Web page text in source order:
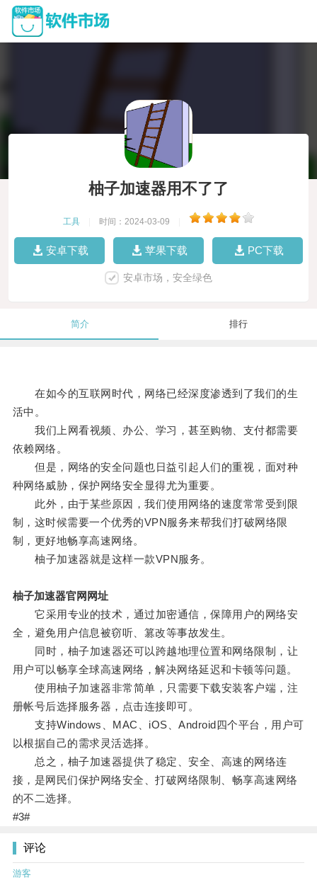
柚子加速器用不了了
工具 时间：2024-03-09
安卓下载 苹果下载 PC下载
安卓市场，安全绿色
简介 排行
在如今的互联网时代，网络已经深度渗透到了我们的生
活中。
我们上网看视频、办公、学习，甚至购物、支付都需要
依赖网络。
但是，网络的安全问题也日益引起人们的重视，面对种
种网络威胁，保护网络安全显得尤为重要。
此外，由于某些原因，我们使用网络的速度常常受到限
制，这时候需要一个优秀的VPN服务来帮我们打破网络限
制，更好地畅享高速网络。
柚子加速器就是这样一款VPN服务。
柚子加速器官网网址
它采用专业的技术，通过加密通信，保障用户的网络安
全，避免用户信息被窃听、篡改等事故发生。
同时，柚子加速器还可以跨越地理位置和网络限制，让
用户可以畅享全球高速网络，解决网络延迟和卡顿等问题。
使用柚子加速器非常简单，只需要下载安装客户端，注
册帐号后选择服务器，点击连接即可。
支持Windows、MAC、iOS、Android四个平台，用户可
以根据自己的需求灵活选择。
总之，柚子加速器提供了稳定、安全、高速的网络连
接，是网民们保护网络安全、打破网络限制、畅享高速网络
的不二选择。
#3#
评论
游客